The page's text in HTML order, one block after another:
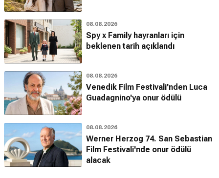
08.08.2026
Spy x Family hayranları için
beklenen tarih açıklandı
08.08.2026
Venedik Film Festivali'nden Luca
Guadagnino'ya onur ödülü
08.08.2026
Werner Herzog 74. San Sebastian
Film Festivali'nde onur ödülü
alacak